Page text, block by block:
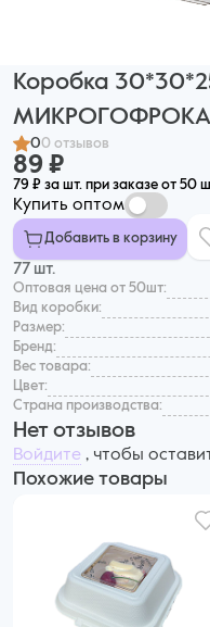
Коробка
00 отзывов
89 ₽
79 ₽ за шт. при заказе от 50
Купить оптом
Добавить в корзину
77 шт.
Оптовая цена от 50шт:
Вид коробки:
Размер:
Бренд:
Вес товара:
Цвет:
Страна производства:
Нет отзывов
Войдите , чтобы
Похожие товары